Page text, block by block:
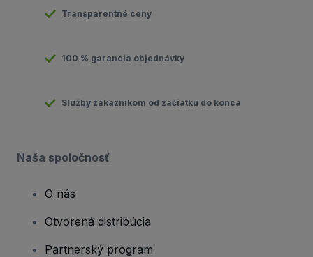
Transparentné ceny
100 % garancia objednávky
Služby zákazníkom od začiatku do konca
Naša spoločnosť
O nás
Otvorená distribúcia
Partnerský program